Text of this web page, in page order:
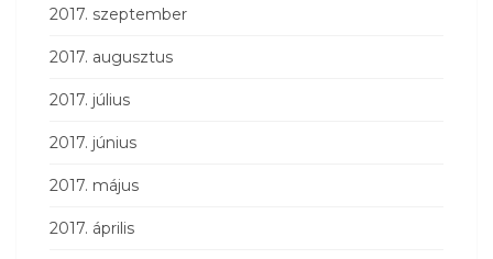
2017. szeptember
2017. augusztus
2017. július
2017. június
2017. május
2017. április